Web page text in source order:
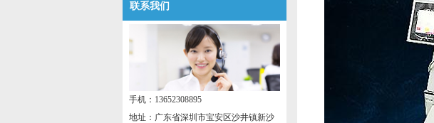
联系我们
手机：13652308895
地址：广东省深圳市宝安区沙井镇新沙